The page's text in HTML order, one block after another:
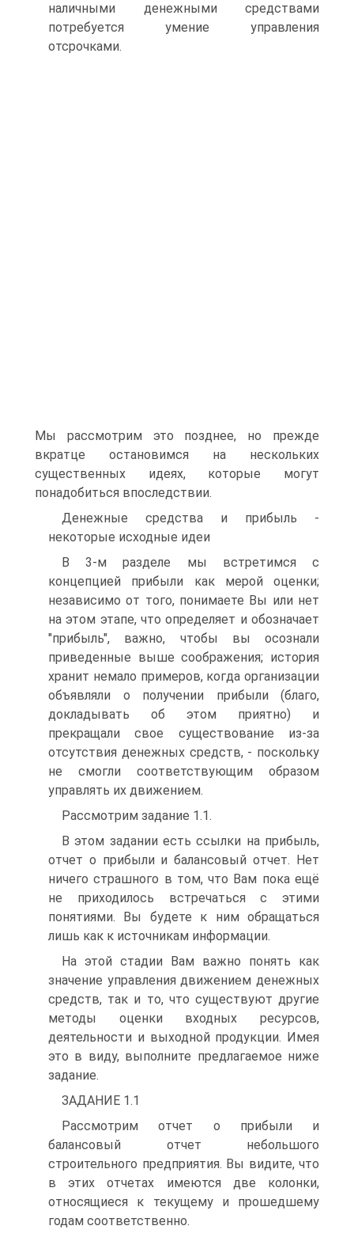
наличными денежными средствами
потребуется умение управления
отсрочками.
Мы рассмотрим это позднее, но прежде
вкратце остановимся на нескольких
существенных идеях, которые могут
понадобиться впоследствии.
Денежные средства и прибыль -
некоторые исходные идеи
В 3-м разделе мы встретимся с
концепцией прибыли как мерой оценки;
независимо от того, понимаете Вы или нет
на этом этапе, что определяет и обозначает
"прибыль", важно, чтобы вы осознали
приведенные выше соображения; история
хранит немало примеров, когда организации
объявляли о получении прибыли (благо,
докладывать об этом приятно) и
прекращали свое существование из-за
отсутствия денежных средств, - поскольку
не смогли соответствующим образом
управлять их движением.
Рассмотрим задание 1.1.
В этом задании есть ссылки на прибыль,
отчет о прибыли и балансовый отчет. Нет
ничего страшного в том, что Вам пока ещё
не приходилось встречаться с этими
понятиями. Вы будете к ним обращаться
лишь как к источникам информации.
На этой стадии Вам важно понять как
значение управления движением денежных
средств, так и то, что существуют другие
методы оценки входных ресурсов,
деятельности и выходной продукции. Имея
это в виду, выполните предлагаемое ниже
задание.
ЗАДАНИЕ 1.1
Рассмотрим отчет о прибыли и
балансовый отчет небольшого
строительного предприятия. Вы видите, что
в этих отчетах имеются две колонки,
относящиеся к текущему и прошедшему
годам соответственно.